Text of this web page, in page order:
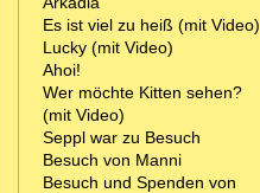
Es ist viel zu heiß (mit Video)
Lucky (mit Video)
Ahoi!
Wer möchte Kitten sehen?
(mit Video)
Seppl war zu Besuch
Besuch von Manni
Besuch und Spenden von